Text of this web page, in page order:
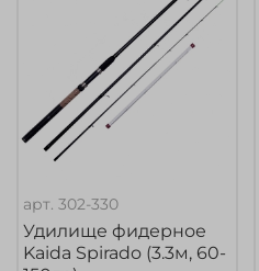
арт.302-330
Удилище фидерное
Kaida Spirado (3.3м, 60-